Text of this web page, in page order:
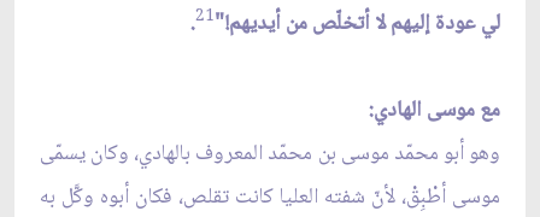
لي عودة إليهم لا أتخلّص من أيديهم!"21
.
مع موسى الهادي:
وهو أبو محمّد موسى بن محمّد المعروف بالهادي، وكان يسمّى
موسى أطْبِقْ، لأنّ شفته العليا كانت تقلص، فكان أبوه وكَّل به